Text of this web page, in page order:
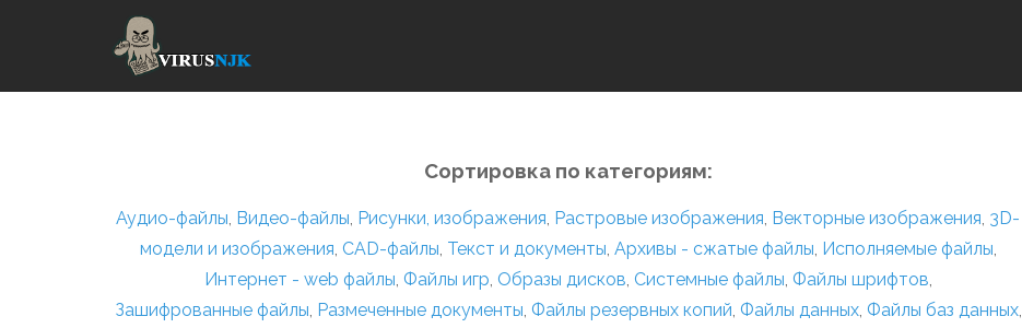
Сортировка по категориям:
Аудио-файлы, Видео-файлы, Рисунки, изображения, Растровые изображения, Векторные изображения, 3D-
модели и изображения, CAD-файлы, Текст и документы, Архивы - сжатые файлы, Исполняемые файлы,
Интернет - web файлы, Файлы игр, Образы дисков, Системные файлы, Файлы шрифтов,
Зашифрованные файлы, Размеченные документы, Файлы резервных копий, Файлы данных, Файлы баз данных,